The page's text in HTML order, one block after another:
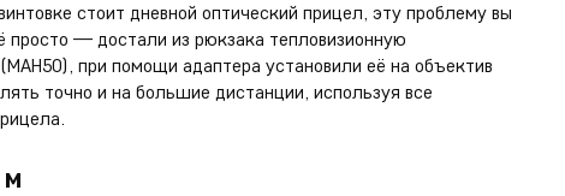
стоит дневной оптический прицел, эту проблему вы
просто — достали из рюкзака тепловизионную
при помощи адаптера установили её на объектив
точно и на большие дистанции, используя все